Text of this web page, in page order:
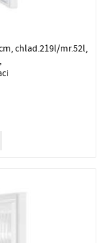
chlad.219l/mr.52l,